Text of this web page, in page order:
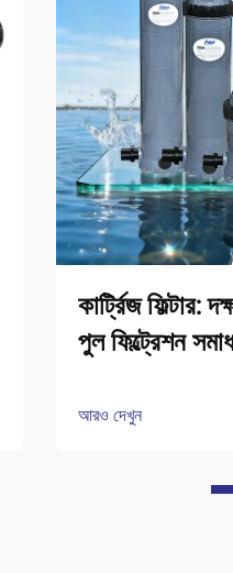
কার্ট্রিজ ফিল্টার:
পুল ফিল্ট্রেশন
আরও দেখুন